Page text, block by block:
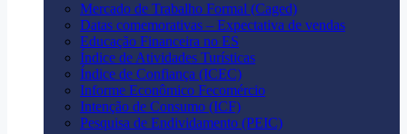
Mercado de Trabalho Formal (Caged)
Datas comemorativas – Expectativa de vendas
Educação Financeira no ES
Índice de Atividades Turísticas
Índice de Confiança (ICEC)
Informe Econômico Fecomércio
Intenção de Consumo (ICF)
Pesquisa de Endividamento (PEIC)